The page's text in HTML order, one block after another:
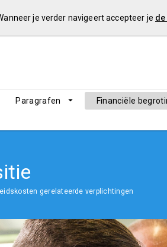
je verder navigeert accepteer je
Paragrafen Financiële
gerelateerde verplichtingen